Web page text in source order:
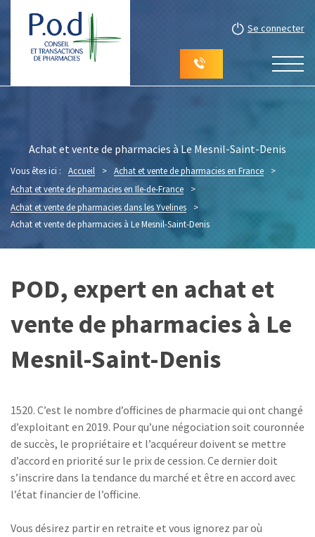
Se connecter
Achat et vente de pharmacies à Le Mesnil-Saint-Denis
Vous êtes ici : Accueil > Achat et vente de pharmacies en France
>
Achat et vente de pharmacies en Ile-de-France
>
Achat et vente de pharmacies dans les Yvelines
>
Achat et vente de pharmacies à Le Mesnil-Saint-Denis
POD, expert en achat et
vente de pharmacies à Le
Mesnil-Saint-Denis
1520. C’est le nombre d’officines de pharmacie qui ont changé
d’exploitant en 2019. Pour qu’une négociation soit couronnée
de succès, le propriétaire et l’acquéreur doivent se mettre
d’accord en priorité sur le prix de cession. Ce dernier doit
s’inscrire dans la tendance du marché et être en accord avec
l’état financier de l’officine.
Vous désirez partir en retraite et vous ignorez par où